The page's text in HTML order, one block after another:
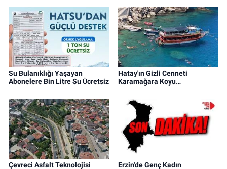
Su Bulanıklığı Yaşayan
Abonelere Bin Litre Su Ücretsiz
Hatay'ın Gizli Cenneti
Karamağara Koyu…
Çevreci Asfalt Teknolojisi
Erzin'de Genç Kadın